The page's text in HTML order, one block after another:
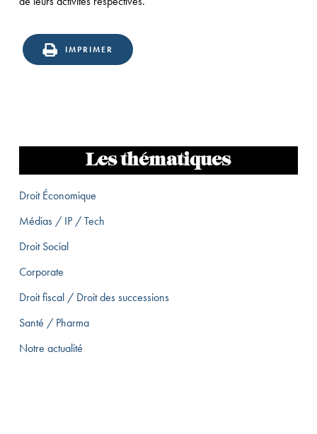
IMPRIMER
Les thématiques
Droit Économique
Médias / IP / Tech
Droit Social
Corporate
Droit fiscal / Droit des successions
Santé / Pharma
Notre actualité